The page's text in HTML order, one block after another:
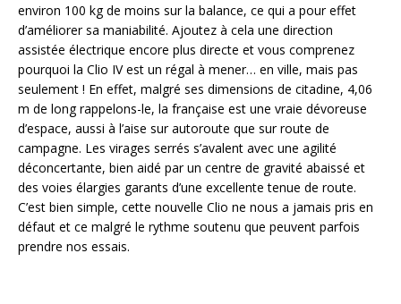
environ 100 kg de moins sur la balance, ce qui a pour effet
d’améliorer sa maniabilité. Ajoutez à cela une direction
assistée électrique encore plus directe et vous comprenez
pourquoi la Clio IV est un régal à mener… en ville, mais pas
seulement ! En effet, malgré ses dimensions de citadine, 4,06
m de long rappelons-le, la française est une vraie dévoreuse
d’espace, aussi à l’aise sur autoroute que sur route de
campagne. Les virages serrés s’avalent avec une agilité
déconcertante, bien aidé par un centre de gravité abaissé et
des voies élargies garants d’une excellente tenue de route.
C’est bien simple, cette nouvelle Clio ne nous a jamais pris en
défaut et ce malgré le rythme soutenu que peuvent parfois
prendre nos essais.